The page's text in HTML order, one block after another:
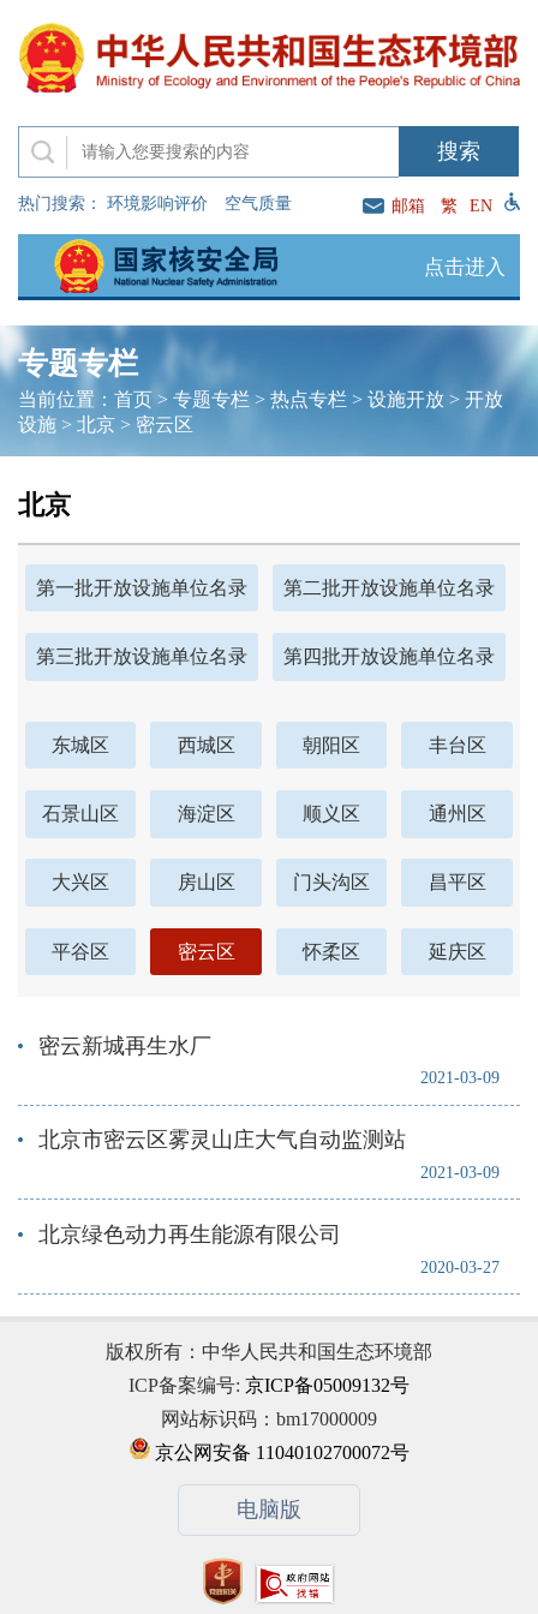
热门搜索： 环境影响评价 空气质量 邮箱 繁 EN
点击进入
专题专栏
当前位置： 首页> 专题专栏> 热点专栏 > 设施开放> 开放
设施> 北京> 密云区
北京
第一批开放设施单位名录 第二批开放设施单位名录
第三批开放设施单位名录 第四批开放设施单位名录
东城区 西城区 朝阳区 丰台区
石景山区 海淀区 顺义区 通州区
大兴区 房山区 门头沟区 昌平区
平谷区 密云区 怀柔区 延庆区
2021-03-09
密云新城再生水厂
2021-03-09
北京市密云区雾灵山庄大气自动监测站
2020-03-27
北京绿色动力再生能源有限公司
版权所有：中华人民共和国生态环境部
ICP备案编号: 京ICP备05009132号
网站标识码：bm17000009
京公网安备 11040102700072号
电脑版